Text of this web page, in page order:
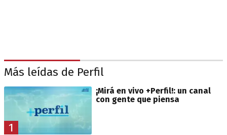
Más leídas de Perfil
1
¡Mirá en vivo +Perfil!: un canal
con gente que piensa